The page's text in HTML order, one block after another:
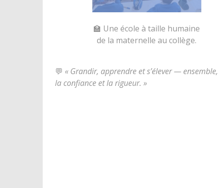
🏫 Une école à taille humaine
de la maternelle au collège.
💬 « Grandir, apprendre et s’élever —
la confiance et la rigueur. »